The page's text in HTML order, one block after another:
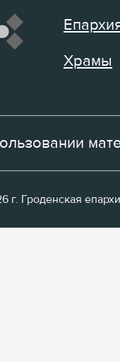
Храмы
г. Гроденская